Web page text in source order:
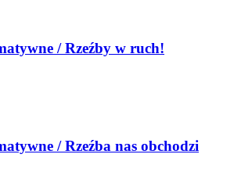
/ Rzeźby w ruch!
/ Rzeźba nas obchodzi